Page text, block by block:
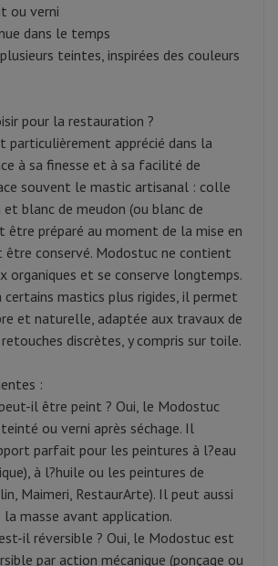
ou verni
dans le temps
teintes, inspirées des couleurs
pour la restauration ?
particulièrement apprécié dans la
à sa finesse et à sa facilité de
souvent le mastic artisanal : colle
et blanc de meudon (ou blanc de
être préparé au moment de la mise en
être conservé. Modostuc ne contient
organiques et se conserve longtemps.
certains mastics plus rigides, il permet
et naturelle, adaptée aux travaux de
discrètes, y compris sur toile.
:
il être peint ? Oui, le Modostuc
ou verni après séchage. Il
parfait pour les peintures à l?eau
à l?huile ou les peintures de
Maimeri, RestaurArte). Il peut aussi
masse avant application.
il réversible ? Oui, le Modostuc est
par action mécanique (ponçage ou